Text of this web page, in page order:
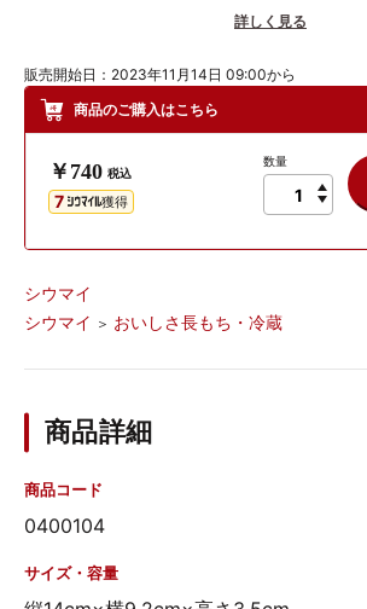
にゴーダが加わり、4種のチーズを練りこん
食卓の一品にも、ビールやワインのおつま
【冷蔵庫に入れておいしさ長もち！おいし
お客様からの「もう少し日持ちすればもっ
「お土産に持って行けるのに…。」という声
す。毎日の食卓に、お弁当に、おつまみに
な使い方が可能です。
電子レンジで簡単できたて！6個に小分けさ
シウマイの袋が膨らんで、ポンッと弾けた
お土産にもぴったり！おいしさが長もちする
ちろん、遠方の方へのご贈答にもぴったり！
ての横浜のおいしさを皆様に味わっていただ
詳しく見る
販売開始日：2023年11月14日 09:00から
商品のご購入はこちら
￥740 税込
7 獲得
数量
シウマイ
シウマイ ＞ おいしさ長もち・冷蔵
商品詳細
商品コード
0400104
サイズ・容量